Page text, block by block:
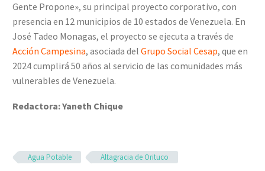
Gente Propone», su principal proyecto corporativo, con
presencia en 12 municipios de 10 estados de Venezuela. En
José Tadeo Monagas, el proyecto se ejecuta a través de
Acción Campesina, asociada del Grupo Social Cesap, que en
2024 cumplirá 50 años al servicio de las comunidades más
vulnerables de Venezuela.
Redactora: Yaneth Chique
Agua Potable
Altagracia de Orituco